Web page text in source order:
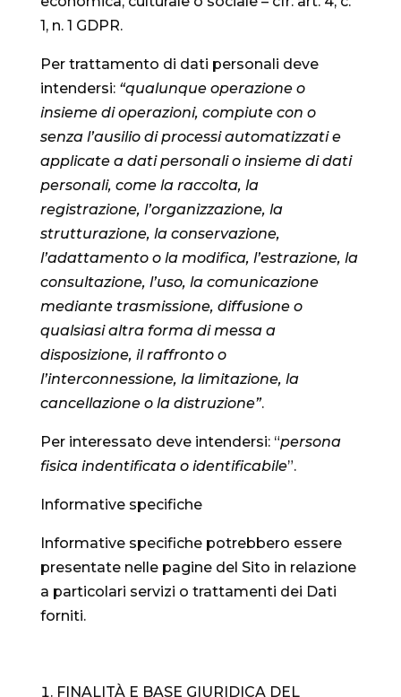
1, n. 1 GDPR.
Per trattamento di dati personali deve
intendersi: “qualunque operazione o
insieme di operazioni, compiute con o
senza l’ausilio di processi automatizzati e
applicate a dati personali o insieme di dati
personali, come la raccolta, la
registrazione, l’organizzazione, la
strutturazione, la conservazione,
l’adattamento o la modifica, l’estrazione, la
consultazione, l’uso, la comunicazione
mediante trasmissione, diffusione o
qualsiasi altra forma di messa a
disposizione, il raffronto o
l’interconnessione, la limitazione, la
cancellazione o la distruzione”.
Per interessato deve intendersi: “persona
fisica indentificata o identificabile”.
Informative specifiche
Informative specifiche potrebbero essere
presentate nelle pagine del Sito in relazione
a particolari servizi o trattamenti dei Dati
forniti.
FINALITÀ E BASE GIURIDICA DEL